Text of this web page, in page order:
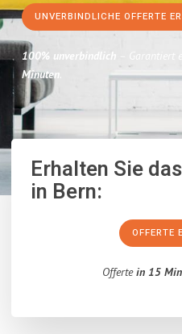
UNVERBINDLICHE OFFERTE
100% unverbindlich – Garantiert
Minuten.
Erhalten Sie das
in Bern:
OFFERTE
Offertein 15